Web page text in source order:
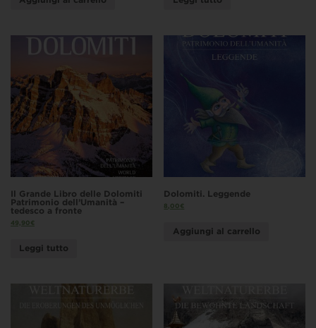
Il Grande Libro delle Dolomiti
Patrimonio dell’Umanità –
tedesco a fronte
49,90€
Leggi tutto
Dolomiti. Leggende
8,00€
Aggiungi al carrello